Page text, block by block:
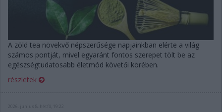
A zöld tea növekvő népszerűsége napjainkban elérte a világ
számos pontját, mivel egyaránt fontos szerepet tölt be az
egészségtudatosabb életmód követői körében.
részletek
2026. június 8. hétfő, 19:22